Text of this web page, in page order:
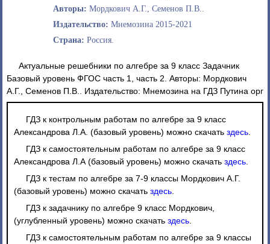
Авторы: Мордкович А.Г., Семенов П.В..
Издательство: Мнемозина 2015-2021
Страна: Россия.
Актуальные решебники по алгебре за 9 класс Задачник
Базовый уровень ФГОС часть 1, часть 2. Авторы: Мордкович
А.Г., Семенов П.В.. Издательство: Мнемозина на ГДЗ Путина орг
ГДЗ к контрольным работам по алгебре за 9 класс
Александрова Л.А. (базовый уровень) можно скачать здесь
ГДЗ к самостоятельным работам по алгебре за 9 класс
Александрова Л.А (базовый уровень) можно скачать здесь
ГДЗ к тестам по алгебре за 7-9 классы Мордкович А.Г.
(базовый уровень) можно скачать здесь
ГДЗ к задачнику по алгебре 9 класс Мордкович,
(углубленный уровень) можно скачать здесь
ГДЗ к самостоятельным работам по алгебре за 9 классы